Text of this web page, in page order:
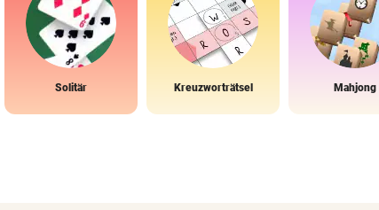
Solitär Kreuzworträtsel Mahjong